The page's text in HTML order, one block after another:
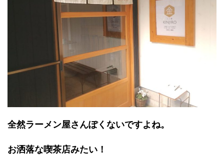
全然ラーメン屋さんぽくないですよね。
お洒落な喫茶店みたい！